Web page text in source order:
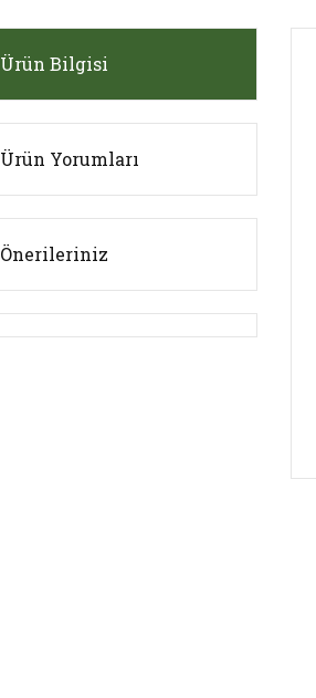
Ürün Bilgisi
Ürün Yorumları
Önerileriniz